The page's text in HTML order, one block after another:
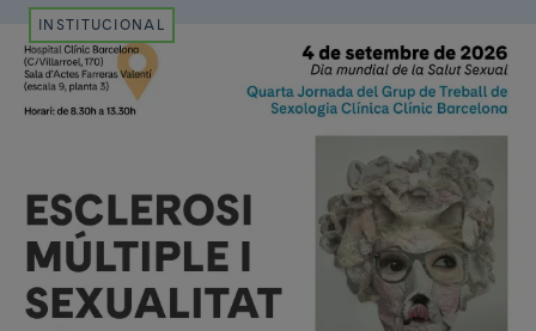
INSTITUCIONAL